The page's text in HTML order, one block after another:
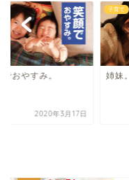
でおやすみ。
2020年3月17日
子育て
姉妹。